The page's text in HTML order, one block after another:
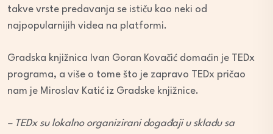
takve vrste predavanja se ističu kao neki od
najpopularnijih videa na platformi.
Gradska knjižnica Ivan Goran Kovačić domaćin je TEDx
programa, a više o tome što je zapravo TEDx pričao
nam je Miroslav Katić iz Gradske knjižnice.
– TEDx su lokalno organizirani događaji u skladu sa